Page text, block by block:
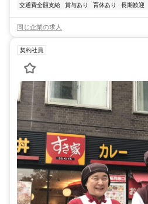
交通費全額支給 賞与あり 育休あり 長期歓迎
同じ企業の求人
契約社員